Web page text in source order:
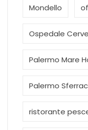
Mondello
Ospedale
Palermo Mare
Palermo
ristorante